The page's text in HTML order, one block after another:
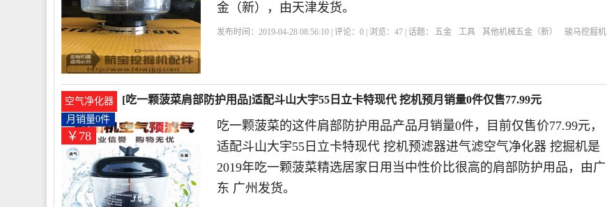
金（新），由天津发货。
发布时间：2019-04-28 08:56:10 | 评论：0 | 浏览：47 | 话题： 五金 工具 其他机械五金（新）
骏马挖掘机
空气净化器 [吃一颗菠菜肩部防护用品]适配斗山大宇55日立卡特现代 挖机预月销量0件仅售77.99元
￥78
月销量0件
吃一颗菠菜的这件肩部防护用品产品月销量0件，目前仅售价77.99元，
适配斗山大宇55日立卡特现代 挖机预滤器进气滤空气净化器 挖掘机是
2019年吃一颗菠菜精选居家日用当中性价比很高的肩部防护用品，由广
东 广州发货。